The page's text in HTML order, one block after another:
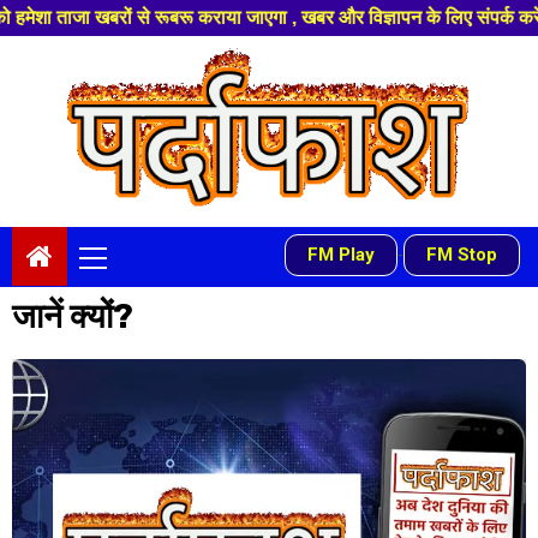
कराया जाएगा , खबर और विज्ञापन के लिए संपर्क करे +91 97541
Menu
FM Play - FM Stop
जानें क्यों?